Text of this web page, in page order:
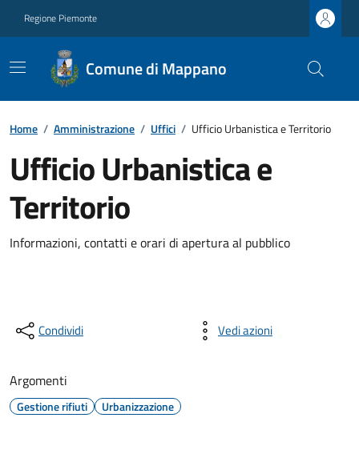
Regione Piemonte
Comune di Mappano
Home / Amministrazione / Uffici / Ufficio Urbanistica e Territorio
Ufficio Urbanistica e
Territorio
Informazioni, contatti e orari di apertura al pubblico
Condividi Vedi azioni
Argomenti
Gestione rifiuti Urbanizzazione